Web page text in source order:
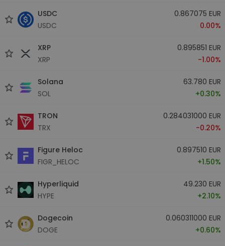
USDC
USDC
0.867075 EUR
0.00%
XRP
XRP
0.895851 EUR
-1.00%
Solana
SOL
63.780 EUR
+0.30%
TRON
TRX
0.284031000 EUR
-0.20%
Figure Heloc
FIGR_HELOC
0.897510 EUR
+1.50%
Hyperliquid
HYPE
49.230 EUR
+2.10%
Dogecoin
DOGE
0.060311000 EUR
+0.60%